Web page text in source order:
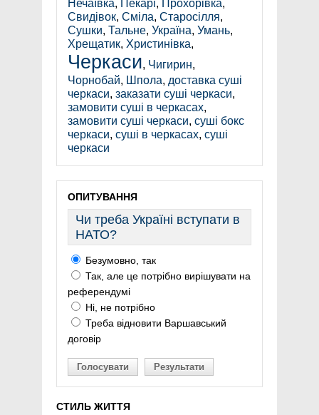
Нечаївка, Пекарі, Прохорівка,
Свидівок, Сміла, Старосілля,
Сушки, Тальне, Україна, Умань,
Хрещатик, Христинівка,
Черкаси, Чигирин,
Чорнобай, Шпола, доставка суші
черкаси, заказати суші черкаси,
замовити суші в черкасах,
замовити суші черкаси, суші бокс
черкаси, суші в черкасах, суші
черкаси
ОПИТУВАННЯ
Чи треба Україні вступати в
НАТО?
Безумовно, так
Так, але це потрібно вирішувати на
референдумі
Ні, не потрібно
Треба відновити Варшавський
договір
Голосувати Результати
СТИЛЬ ЖИТТЯ